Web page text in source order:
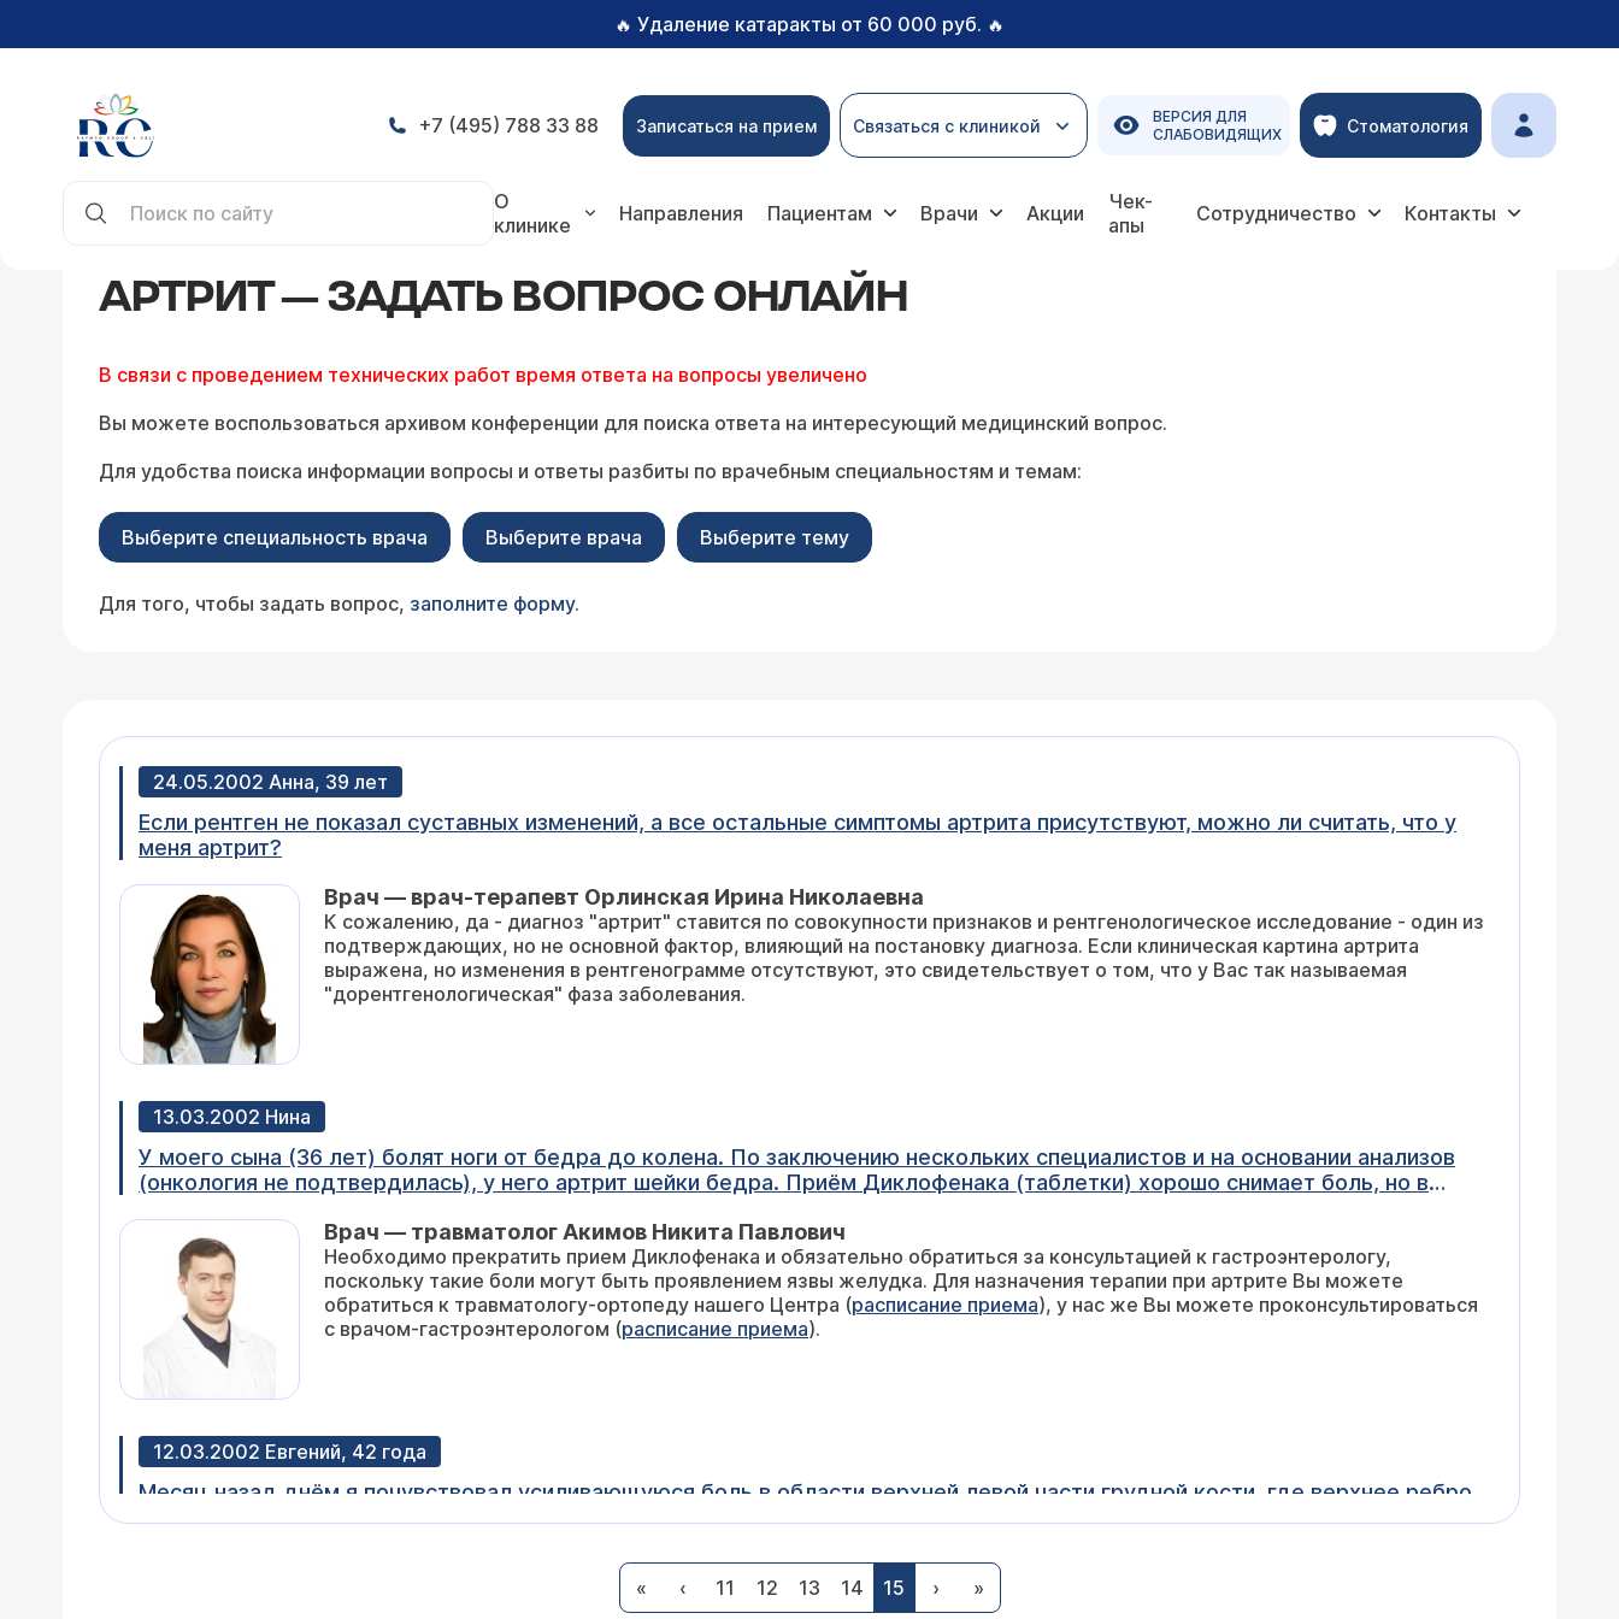
🔥 Удаление катаракты от 60 000 руб. 🔥
+7 (495) 788 33 88 Записаться на прием Связаться с клиникой
ВЕРСИЯ ДЛЯ
СЛАБОВИДЯЩИХ
Стоматология
О
клинике
Направления Пациентам Врачи Акции
Чек-
апы
Сотрудничество Контакты
АРТРИТ — ЗАДАТЬ ВОПРОС ОНЛАЙН
В связи с проведением технических работ время ответа на вопросы увеличено
Вы можете воспользоваться архивом конференции для поиска ответа на интересующий медицинский вопрос.
Для удобства поиска информации вопросы и ответы разбиты по врачебным специальностям и темам:
Выберите специальность врача Выберите врача Выберите тему
Для того, чтобы задать вопрос, заполните форму.
24.05.2002 Анна, 39 лет
Если рентген не показал суставных изменений, а все остальные симптомы артрита присутствуют, можно ли считать, что у
меня артрит?
Врач — врач-терапевт Орлинская Ирина Николаевна
К сожалению, да - диагноз "артрит" ставится по совокупности признаков и рентгенологическое исследование - один из
подтверждающих, но не основной фактор, влияющий на постановку диагноза. Если клиническая картина артрита
выражена, но изменения в рентгенограмме отсутствуют, это свидетельствует о том, что у Вас так называемая
"дорентгенологическая" фаза заболевания.
13.03.2002 Нина
У моего сына (36 лет) болят ноги от бедра до колена. По заключению нескольких специалистов и на основании анализов
(онкология не подтвердилась), у него артрит шейки бедра. Приём Диклофенака (таблетки) хорошо снимает боль, но в
принимать это лекарство. Существуют ли другие способы избавиться от этой проблемы, не имеющие таких побочных
эффектов? Заранее благодарю за помощь. С уважением.
Врач — травматолог Акимов Никита Павлович
Необходимо прекратить прием Диклофенака и обязательно обратиться за консультацией к гастроэнтерологу,
поскольку такие боли могут быть проявлением язвы желудка. Для назначения терапии при артрите Вы можете
обратиться к травматологу-ортопеду нашего Центра (расписание приема), у нас же Вы можете проконсультироваться
с врачом-гастроэнтерологом (расписание приема).
12.03.2002 Евгений, 42 года
Месяц назад днём я почувствовал усиливающуюся боль в области верхней левой части грудной кости, где верхнее ребро
соединяется с верхним грудным позвонком, ночью в этой области боль стала очень сильной, а на следующий день
причиняли нестерпимую боль, до опухоли нельзя было дотронуться. Меня положили в больницу: Кардиограмма О.К.
Врач — врач-терапевт Орлинская Ирина Николаевна
Действительно, это может быть проявлением синдрома Титце или началом другого ревматического заболевания, в
« ‹ 11 12 13 14 15 › »